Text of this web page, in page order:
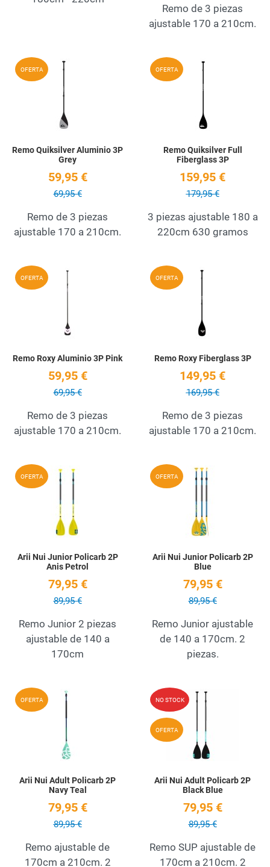
Remo de 3 piezas
ajustable 170 a 210cm.
OFERTA Add to Wishlist
Remo Quiksilver Aluminio 3P
Grey
59,95 €
69,95 €
Remo de 3 piezas
ajustable 170 a 210cm.
OFERTA
Remo Quiksilver Full
Fiberglass 3P
159,95 €
179,95 €
3 piezas ajustable 180 a
220cm 630 gramos
OFERTA Add to Wishlist
Remo Roxy Aluminio 3P Pink
59,95 €
69,95 €
Remo de 3 piezas
ajustable 170 a 210cm.
OFERTA
Remo Roxy Fiberglass 3P
149,95 €
169,95 €
Remo de 3 piezas
ajustable 170 a 210cm.
OFERTA Add to Wishlist
Arii Nui Junior Policarb 2P
Anis Petrol
79,95 €
89,95 €
Remo Junior 2 piezas
ajustable de 140 a
170cm
OFERTA
Arii Nui Junior Policarb 2P
Blue
79,95 €
89,95 €
Remo Junior ajustable
de 140 a 170cm. 2
piezas.
OFERTA Add to Wishlist
Quick View
Arii Nui Adult Policarb 2P
Navy Teal
79,95 €
89,95 €
Remo ajustable de
170cm a 210cm. 2
NO STOCK
OFERTA
Arii Nui Adult Policarb 2P
Black Blue
79,95 €
89,95 €
Remo SUP ajustable de
170cm a 210cm. 2